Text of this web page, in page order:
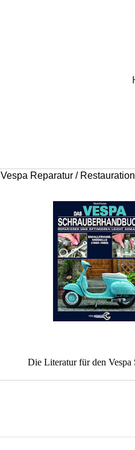
Vespa Reparatur /
Die Literatur für den Vespa